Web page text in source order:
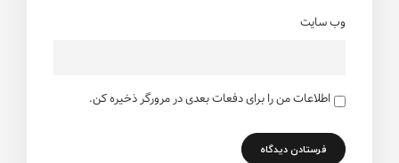
وب سایت
اطلاعات من را برای دفعات بعدی در مرورگر ذخیره کن.